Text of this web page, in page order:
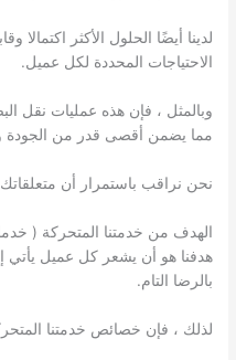
لدينا أيضًا الحلول الأكثر
الاحتياجات المحددة لكل عميل.
وبالمثل ، فإن هذه عمليات نقل
مما يضمن أقصى قدر من الجودة
نحن نراقب باستمرار أن متعلقاتك
الهدف من خدمتنا المتحركة (
هدفنا هو أن يشعر كل عميل يأتي
بالرضا التام.
لذلك ، فإن خصائص خدمتنا